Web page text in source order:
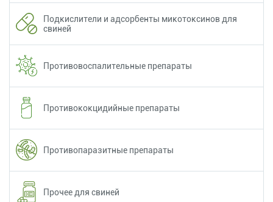
Подкислители и адсорбенты микотоксинов для
свиней
Противовоспалительные препараты
Противококцидийные препараты
Противопаразитные препараты
Прочее для свиней